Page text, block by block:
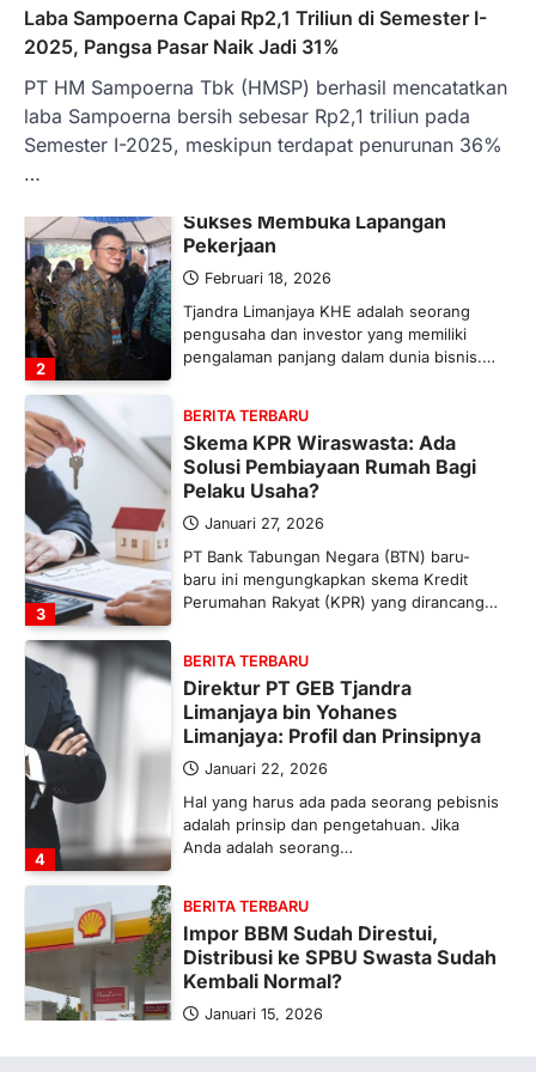
Laba Sampoerna Capai Rp2,1 Triliun di Semester I-
2025, Pangsa Pasar Naik Jadi 31%
PT HM Sampoerna Tbk (HMSP) berhasil mencatatkan
laba Sampoerna bersih sebesar Rp2,1 triliun pada
Semester I-2025, meskipun terdapat penurunan 36%
…
1
Maret 13, 2026
Ketegangan di Timur Tengah mulai
global, termasuk pupuk. Di tengah
situasi…
2
Sukses Membuka Lapangan
Pekerjaan
Februari 18, 2026
Tjandra Limanjaya KHE adalah seorang
pengusaha dan investor yang memiliki
pengalaman panjang dalam dunia bisnis.…
3
BERITA TERBARU
Skema KPR Wiraswasta: Ada
Solusi Pembiayaan Rumah Bagi
Pelaku Usaha?
Januari 27, 2026
PT Bank Tabungan Negara (BTN) baru-
baru ini mengungkapkan skema Kredit
Perumahan Rakyat (KPR) yang dirancang…
4
BERITA TERBARU
Direktur PT GEB Tjandra
Limanjaya bin Yohanes
Limanjaya: Profil dan Prinsipnya
Januari 22, 2026
Hal yang harus ada pada seorang pebisnis
adalah prinsip dan pengetahuan. Jika
Anda adalah seorang…
BERITA TERBARU
Impor BBM Sudah Direstui,
Distribusi ke SPBU Swasta Sudah
Kembali Normal?
Januari 15, 2026